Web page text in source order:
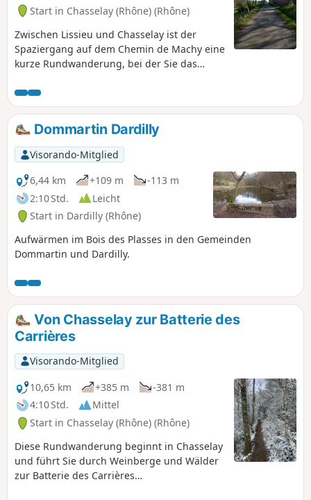
Start in Chasselay (Rhône) (Rhône)
Zwischen Lissieu und Chasselay ist der
Spaziergang auf dem Chemin de Machy eine
kurze Rundwanderung, bei der Sie das
Landschaft entdecken können. Der
Spaziergang führt abwechselnd durch
bewaldete und sonnige Gebiete.
Dommartin Dardilly
Visorando-Mitglied
6,44 km
+109 m
-113 m
2:10 Std.
Leicht
Start in Dardilly (Rhône)
Aufwärmen im Bois des Plasses in den Gemeinden
Dommartin und Dardilly.
Von Chasselay zur Batterie des
Carrières
Visorando-Mitglied
10,65 km
+385 m
-381 m
4:10 Std.
Mittel
Start in Chasselay (Rhône) (Rhône)
Diese Rundwanderung beginnt in Chasselay
und führt Sie durch Weinberge und Wälder
zur Batterie des Carrières